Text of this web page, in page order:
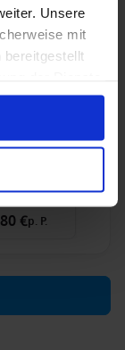
Unsere
mit
bereitgestellt
alternativen
€p. P.